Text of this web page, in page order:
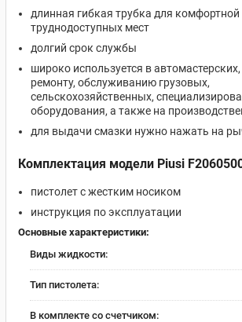
длинная гибкая трубка для
труднодоступных мест
долгий срок службы
широко используется в
ремонту, обслуживанию грузовых,
сельскохозяйственных,
оборудования, а также на
для выдачи смазки нужно нажать на
Комплектация модели Piusi
пистолет с жестким носиком
инструкция по эксплуатации
Основные характеристики:
Виды жидкости:
Тип пистолета:
В комплекте со счетчиком: